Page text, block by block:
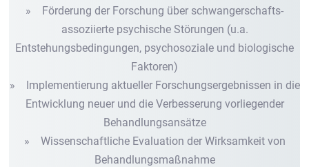
» Förderung der Forschung über schwangerschafts-
assoziierte psychische Störungen (u.a.
Entstehungsbedingungen, psychosoziale und biologische
Faktoren)
» Implementierung aktueller Forschungsergebnissen in die
Entwicklung neuer und die Verbesserung vorliegender
Behandlungsansätze
» Wissenschaftliche Evaluation der Wirksamkeit von
Behandlungsmaßnahme